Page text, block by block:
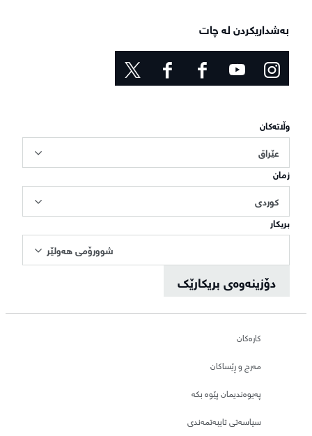
بەشداریکردن لە چات
وڵاتەکان
عێراق
زمان
کوردی
بریکار
شوورۆمی هەولێر
دۆزینەوەی بریکارێک
کارەکان
مەرج و ڕێساکان
پەیوەندیمان پێوە بکە
سیاسەتی تایبەتمەندی